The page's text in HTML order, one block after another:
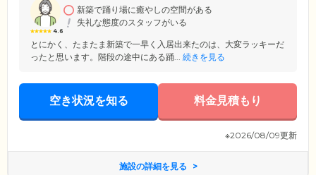
た生活を送れるようサポートします。さらに薬局とも協力体制をとって
おり、日常生活上の薬剤指導が可能です。
4.6
新築で踊り場に癒やしの空間がある
失礼な態度のスタッフがいる
とにかく、たまたま新築で一早く入居出来たのは、大変ラッキーだ
ったと思います。階段の途中にある踊... 続きを見る
空き状況を知る 料金見積もり
※2026/08/09更新
施設の詳細を見る